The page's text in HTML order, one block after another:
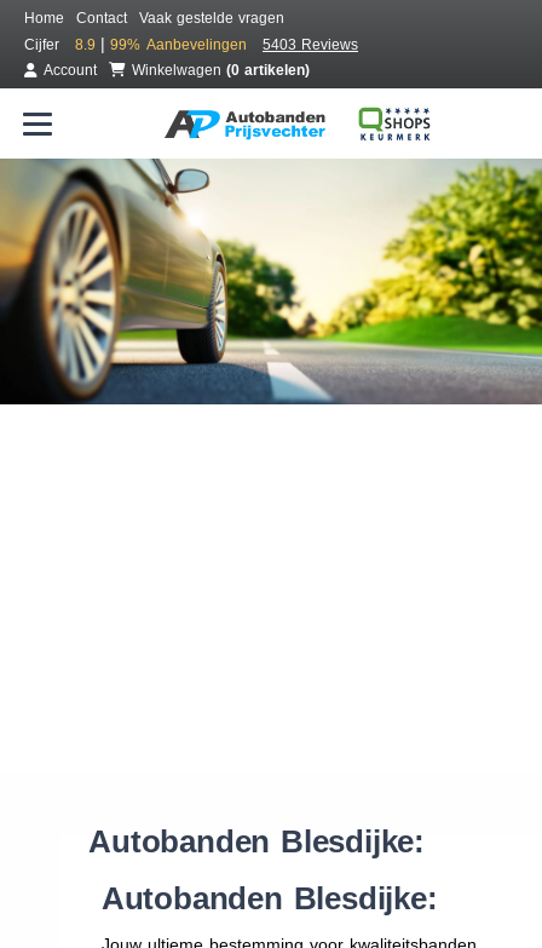
Home Contact
Vaak gestelde vragen
Cijfer
8.9 | 99% Aanbevelingen
5403 Reviews
Account
Winkelwagen (0 artikelen)
Bestel voordelig banden online
Gratis bezorgd of montage bij jou in de buurt
Seizoen:
Merken:
Autobanden Blesdijke:
Autobanden Blesdijke: